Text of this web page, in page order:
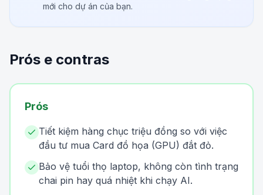
mới cho dự án của bạn.
Prós e contras
Prós
Tiết kiệm hàng chục triệu đồng so với việc
đầu tư mua Card đồ họa (GPU) đắt đỏ.
Bảo vệ tuổi thọ laptop, không còn tình trạng
chai pin hay quá nhiệt khi chạy AI.